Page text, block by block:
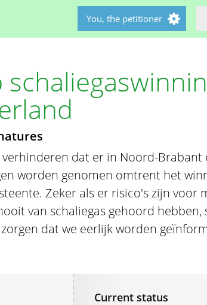
You, the petitioner
dat er in Noord-Brabant
worden genomen omtrent het
Zeker als er risico's zijn voor
van schaliegas gehoord
dat we eerlijk worden
Current status